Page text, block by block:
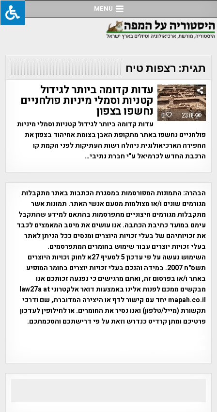
to
content
MENU
תגית: רצפות טיח
0 2378
עדות קדומה ביותר לגידול
קטניות וסמלי מיניות פולחניים
נחשפו בצפון
עדות קדומה ביותר לגידול קטניות וסמלי מיניות
פולחניים נחשפו באתר מתקופת האבן בצומת אחיהוד בצפון את
החפירה הארכיאולוגית ניהלה רשות העתיקות לפני הקמת קו
הרכבת החדש לכרמיאל ע"י חברת נתיבי…
הבהרה: התמונות המפורסמות במסגרת הכתבות באתר מתקבלות
מגורמים שונים ו/או מצולמות מטעם אנשי האתר. תמונות אשר
מתקבלות מגורמים חיצוניים מתפרסמות בהתאם למידע שהתקבל
עימם במועד כתיבת הכתבה. אנו עושים את מיטב המאמצים לכבד
את זכויותיהם של בעלי זכויות היוצרים ומנסים ככל הניתן לאתר
בעלי זכויות יוצרים עבור שימוש בחומרים המתפרסמים.
השימוש נעשה על פי עדכון 5 לסעיף 27א לחוק זכויות היוצרים
תשס"ח 2007. במידה והנכם בעלי זכויות יוצרים בחומר המופיע
באתר ו/או בפרסום זה, ואתם מרגישים כי נפגעה זכותכם אנו
מבקשים ממכם לפנות אלינו באמצעות דואר אלקטרוני law27a at
mapah.co.il יחד עם קישור לדף או היצירה המדוברת, שם ודרכי
תקשורת (מייל/טלפון) ואנו נסיר את החומרים. או לחילופין לעדכון
פרטיכם ומתן קרדיט כנדרש וזאת על פי דרישתכם והסכמתכם.